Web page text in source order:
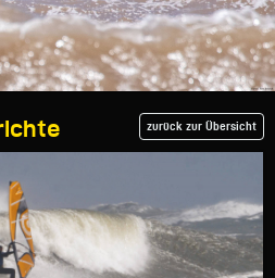
zurück zur Übersicht